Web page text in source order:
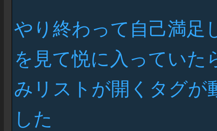
やり終わって自己満足
を見て悦に入っていた
みリストが開くタグが
した